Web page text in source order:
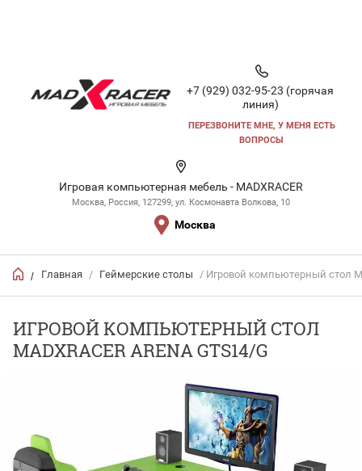
+7 (929) 032-95-23 (горячая
линия)
ПЕРЕЗВОНИТЕ МНЕ, У МЕНЯ ЕСТЬ
ВОПРОСЫ
Игровая компьютерная мебель - MADXRACER
Москва, Россия, 127299, ул. Космонавта Волкова, 10
Москва
/ Главная / Геймерские столы / Игровой компьютерный стол
ИГРОВОЙ КОМПЬЮТЕРНЫЙ СТОЛ
MADXRACER ARENA GTS14/G